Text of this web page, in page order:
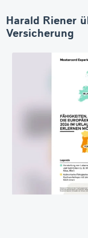
Harald Riener
Versicherung